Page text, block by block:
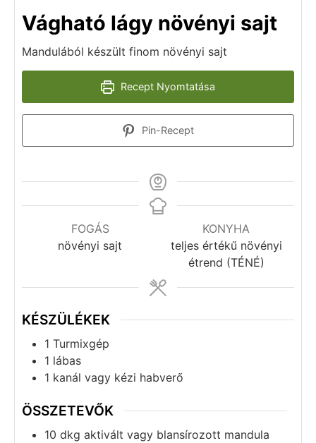
Vágható lágy növényi sajt
Mandulából készült finom növényi sajt
Recept Nyomtatása
Pin-Recept
FOGÁS
növényi sajt
KONYHA
teljes értékű növényi
étrend (TÉNÉ)
KÉSZÜLÉKEK
1 Turmixgép
1 lábas
1 kanál vagy kézi habverő
ÖSSZETEVŐK
10 dkg aktivált vagy blansírozott mandula